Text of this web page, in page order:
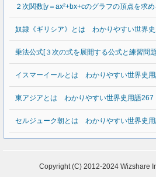
２次関数[y＝ax²+bx+cのグラフの頂点を求
奴隷《ギリシア》とは わかりやすい世界
乗法公式[３次の式を展開する公式と練習問
イスマーイールとは わかりやすい世界史
東アジアとは わかりやすい世界史用語267
セルジューク朝とは わかりやすい世界史
Copyright (C) 2012-2024 Wizshare